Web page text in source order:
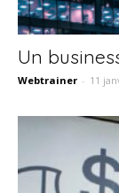
Un
Webtrainer - 11